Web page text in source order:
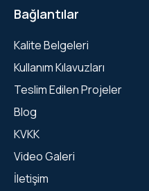
Bağlantılar
Kalite Belgeleri
Kullanım Kılavuzları
Teslim Edilen Projeler
Blog
KVKK
Video Galeri
İletişim